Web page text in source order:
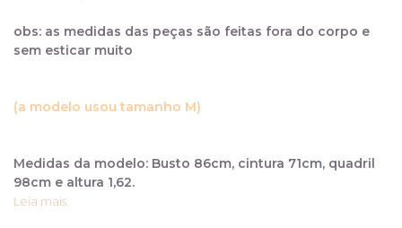
obs: as medidas das peças são feitas fora do corpo e
sem esticar muito
(a modelo usou tamanho M)
Medidas da modelo: Busto 86cm, cintura 71cm, quadril
98cm e altura 1,62.
Leia mais.